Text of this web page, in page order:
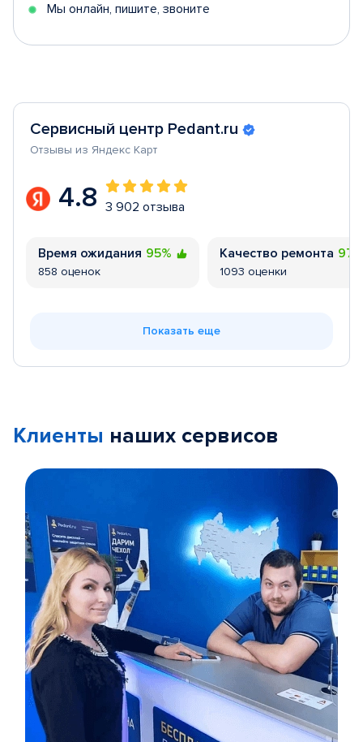
Мы онлайн, пишите, звоните
Сервисный центр Pedant.ru
Отзывы из Яндекс Карт
4.8 3 902 отзыва
Время ожидания 95%
858 оценок
Качество ремонта
1093 оценки
Показать еще
Клиенты наших сервисов